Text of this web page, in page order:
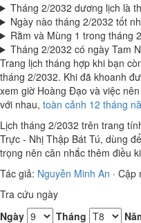
Tháng 2/2032 dương lịch là
Ngày nào tháng 2/2032 tốt
Rằm và Mùng 1 trong tháng
Tháng 2/2032 có ngày Tam
Trang lịch tháng hợp khi bạn
tháng 2/2032. Khi đã khoanh
xem giờ Hoàng Đạo và việc
với nhau, toàn cảnh 12 tháng
Lịch tháng 2/2032 trên trang
Trực - Nhị Thập Bát Tú, dùng
trọng nên cân nhắc thêm điều
Tác giả: Nguyễn Minh An · Cập
Tra cứu ngày
Ngày
Tháng